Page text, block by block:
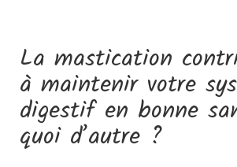
La mastication
à maintenir votre
digestif en bonne
quoi d’autre ?